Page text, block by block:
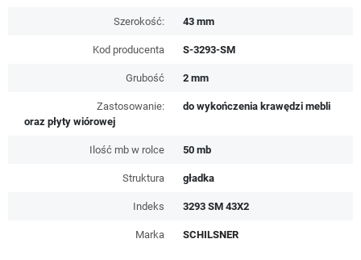
Szerokość: 43 mm
Kod producenta S-3293-SM
Grubość 2 mm
Zastosowanie:
do wykończenia krawędzi mebli
oraz płyty wiórowej
Ilość mb w rolce 50 mb
Struktura gładka
Indeks 3293 SM 43X2
Marka SCHILSNER